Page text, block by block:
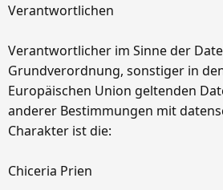
Verantwortlichen
Verantwortlicher im Sinne der
Grundverordnung, sonstiger in
Europäischen Union geltenden
anderer Bestimmungen mit
Charakter ist die:
Chiceria Prien